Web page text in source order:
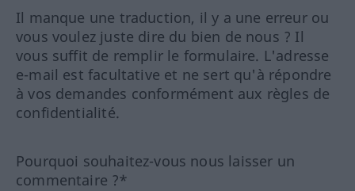
Il manque une traduction, il y a une erreur ou
vous voulez juste dire du bien de nous ? Il
vous suffit de remplir le formulaire. L'adresse
e-mail est facultative et ne sert qu'à répondre
à vos demandes conformément aux règles de
confidentialité.
Pourquoi souhaitez-vous nous laisser un
commentaire ?*